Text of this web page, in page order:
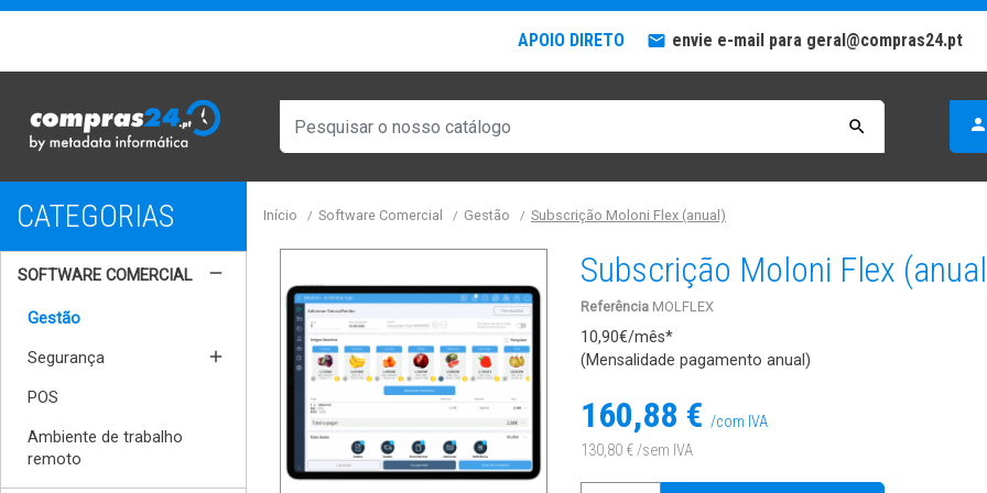
APOIO DIRETO mail envie e-mail para geral@compras24.pt
 person
CATEGORIAS
SOFTWARE COMERCIAL remove
Gestão
Segurança
add
POS
Ambiente de trabalho
remoto
Início Software Comercial Gestão Subscrição Moloni Flex (anual)
Subscrição Moloni Flex
Referência MOLFLEX
10,90€/mês*
(Mensalidade pagamento anual)
160,88 € /com IVA
130,80 €/sem IVA